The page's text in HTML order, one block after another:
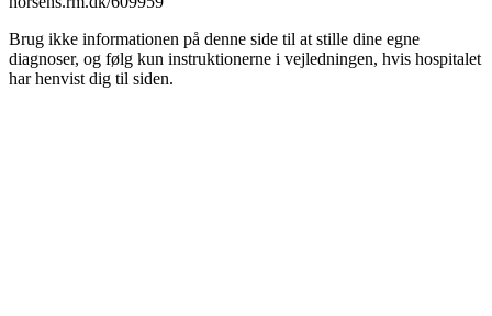
Brug ikke informationen på denne side til at stille dine egne
diagnoser, og følg kun instruktionerne i vejledningen, hvis hospitalet
har henvist dig til siden.